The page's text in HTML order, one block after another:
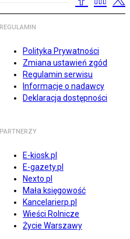
REGULAMIN
Polityka Prywatności
Zmiana ustawień zgód
Regulamin serwisu
Informacje o nadawcy
Deklaracja dostępności
PARTNERZY
E-kiosk.pl
E-gazety.pl
Nexto.pl
Mała księgowość
Kancelarierp.pl
Wieści Rolnicze
Życie Warszawy